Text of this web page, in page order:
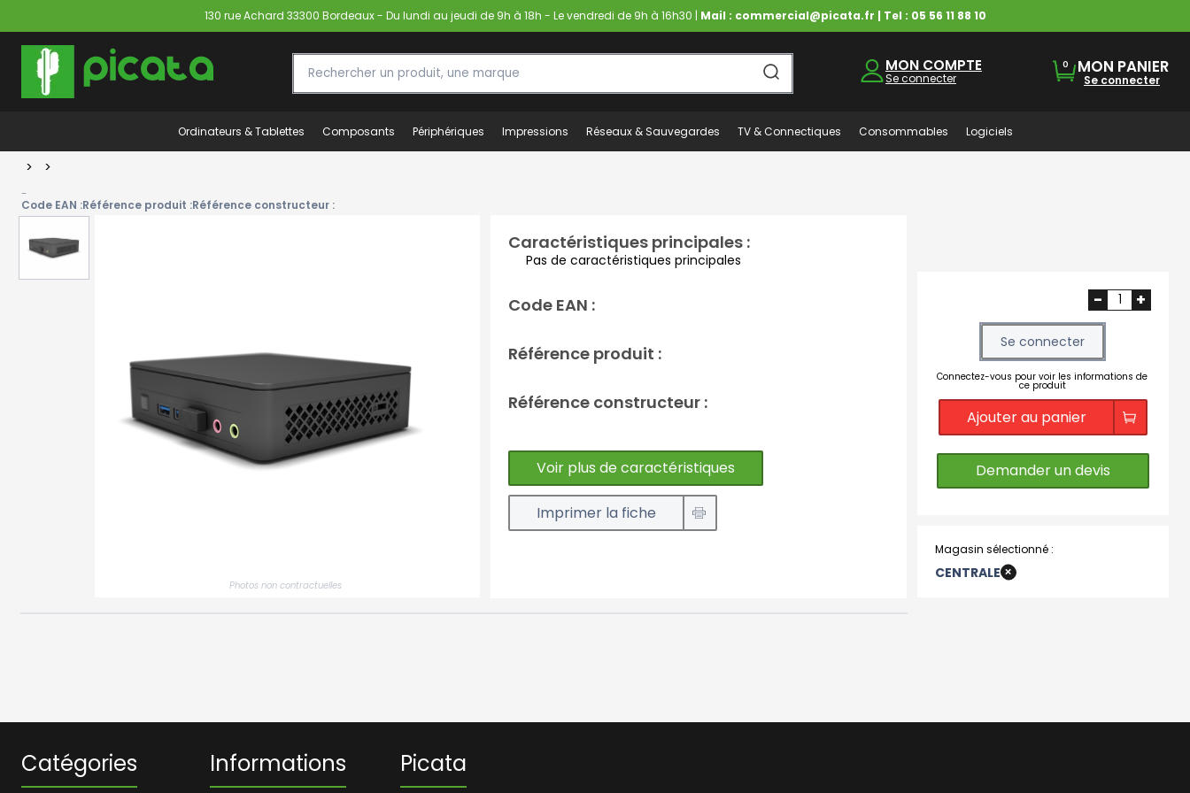
130 rue Achard 33300 Bordeaux - Du lundi au jeudi de 9h à 18h - Le vendredi de 9h à 16h30 | Mail : commercial@picata.fr | Tel : 05 56 11 88 10
MON COMPTE
Se connecter
0 MON PANIER
Se connecter
Ordinateurs & Tablettes Composants Périphériques Impressions Réseaux & Sauvegardes TV & Connectiques Consommables Logiciels
> >
-
Code EAN :Référence produit :Référence constructeur :
Photos non contractuelles
Caractéristiques principales :
Pas de caractéristiques principales
Code EAN :
Référence produit :
Référence constructeur :
Voir plus de caractéristiques
Imprimer la fiche
- +
Se connecter
Connectez-vous pour voir les informations de
ce produit
Ajouter au panier
Demander un devis
Magasin sélectionné :
CENTRALE+
Catégories Informations Picata